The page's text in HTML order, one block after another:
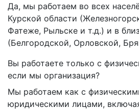
Да, мы работаем во всех
Курской области
Фатеже, Рыльске и т.д.) и в
(Белгородской, Орловской,
Вы работаете только с
если мы организация?
Мы работаем как с
юридическими лицами,